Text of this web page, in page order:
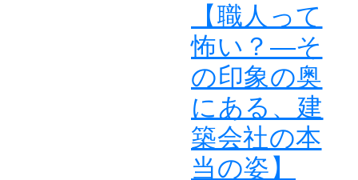
【職人って
怖い？―そ
の印象の奥
にある、建
築会社の本
当の姿】